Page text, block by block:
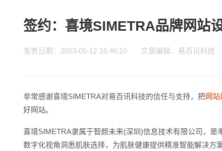
签约：喜境SIMETRA品牌网站
发表日期：2023-05-12 16:46:10 文章编辑：易百讯科
非常感谢喜境SIMETRA对易百讯科技的信任与支持，把网
好网站。
喜境SIMETRA隶属于智颜未来(深圳)信息技术有限公司，是
数字化视角洞悉肌肤选择，为肌肤健康提供精准智能解决